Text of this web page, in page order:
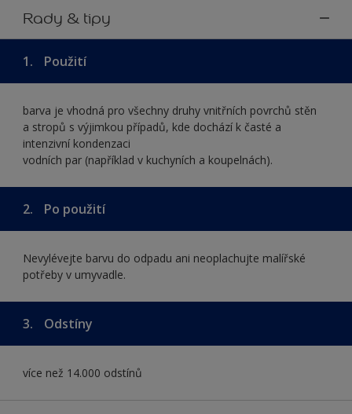
Rady & tipy
1. Použití
barva je vhodná pro všechny druhy vnitřních povrchů stěn
a stropů s výjimkou případů, kde dochází k časté a
intenzivní kondenzaci
vodních par (například v kuchyních a koupelnách).
2. Po použití
Nevylévejte barvu do odpadu ani neoplachujte malířské
potřeby v umyvadle.
3. Odstíny
více než 14.000 odstínů